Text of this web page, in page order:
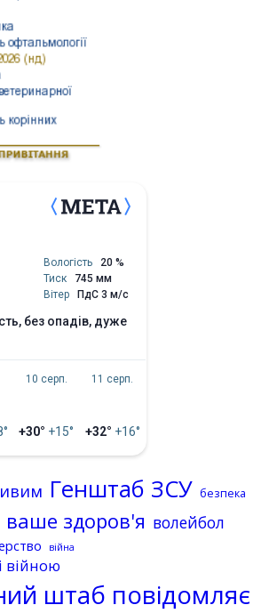
Вологість
20 %
Тиск
745 мм
Вітер
ПдС 3 м/с
10 серп.
+30° +15°
11 серп.
+32° +16°
Генштаб ЗСУ безпека
ваше здоров'я волейбол
війна
війною
штаб повідомляє